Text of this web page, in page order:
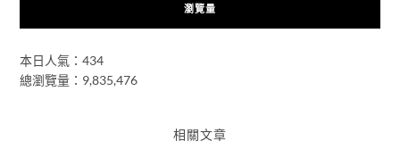
瀏覽量
本日人氣：434
總瀏覽量：9,835,476
相關文章